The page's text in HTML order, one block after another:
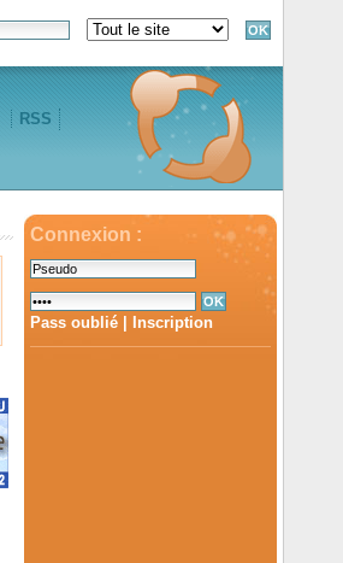
RSS
Connexion :
Pass oublié Inscription